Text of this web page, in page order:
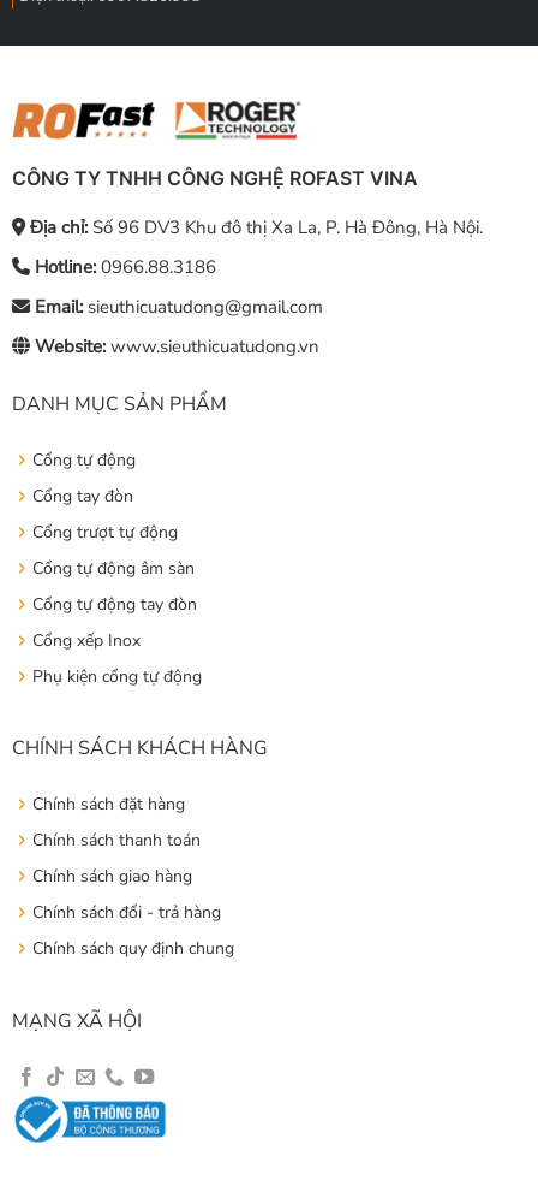
CÔNG TY TNHH CÔNG NGHỆ ROFAST VINA
Địa chỉ:Số 96 DV3 Khu đô thị Xa La, P. Hà Đông, Hà Nội.
Hotline:0966.88.3186
Email: sieuthicuatudong@gmail.com
Website:www.sieuthicuatudong.vn
DANH MỤC SẢN PHẨM
Cổng tự động
Cổng tay đòn
Cổng trượt tự động
Cổng tự động âm sàn
Cổng tự động tay đòn
Cổng xếp Inox
Phụ kiện cổng tự động
CHÍNH SÁCH KHÁCH HÀNG
Chính sách đặt hàng
Chính sách thanh toán
Chính sách giao hàng
Chính sách đổi - trả hàng
Chính sách quy định chung
MẠNG XÃ HỘI